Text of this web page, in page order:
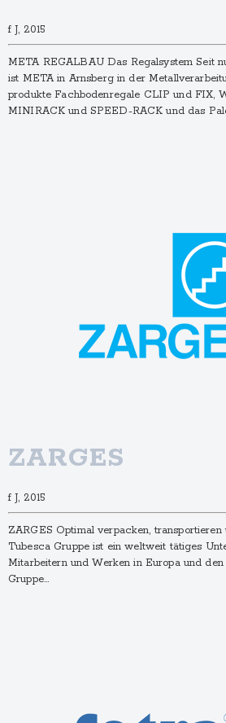
f J, 2015
META REGALBAU Das Regalsystem Seit
ist META in Arnsberg in der
produkte Fachboden­regale CLIP und FIX,
MINIRACK und SPEED-RACK und das
ZARGES
f J, 2015
ZARGES Optimal verpacken,
Tubesca Gruppe ist ein weltweit tätiges
Mitarbeitern und Werken in Europa und
Gruppe…